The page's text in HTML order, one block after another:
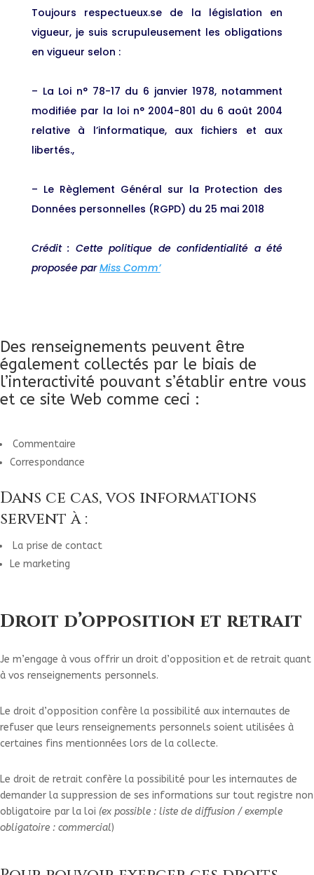
Toujours respectueux.se de la législation en
vigueur, je suis scrupuleusement les obligations
en vigueur selon :
– La Loi n° 78-17 du 6 janvier 1978, notamment
modifiée par la loi n° 2004-801 du 6 août 2004
relative à l’informatique, aux fichiers et aux
libertés.,
– Le Règlement Général sur la Protection des
Données personnelles (RGPD) du 25 mai 2018
Crédit : Cette politique de confidentialité a été
proposée parMiss Comm’
Des renseignements peuvent être
également collectés par le biais de
l’interactivité pouvant s’établir entre vous
et ce site Web comme ceci :
Commentaire
Correspondance
Dans ce cas, vos informations
servent à :
La prise de contact
Le marketing
Droit d’opposition et retrait
Je m’engage à vous offrir un droit d’opposition et de retrait quant
à vos renseignements personnels.
Le droit d’opposition confère la possibilité aux internautes de
refuser que leurs renseignements personnels soient utilisées à
certaines fins mentionnées lors de la collecte.
Le droit de retrait confère la possibilité pour les internautes de
demander la suppression de ses informations sur tout registre non
obligatoire par la loi (ex possible : liste de diffusion / exemple
obligatoire : commercial)